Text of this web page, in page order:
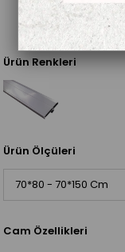
Ürün Renkleri
Ürün Ölçüleri
Cam Özellikleri